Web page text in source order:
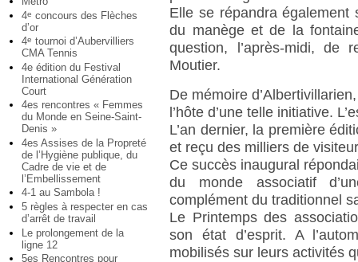
4e concours des Flèches
d’or
4e tournoi d’Aubervilliers
CMA Tennis
4e édition du Festival
International Génération
Court
4es rencontres « Femmes
du Monde en Seine-Saint-
Denis »
4es Assises de la Propreté
de l’Hygiène publique, du
Cadre de vie et de
l’Embellissement
4-1 au Sambola !
5 règles à respecter en cas
d’arrêt de travail
Le prolongement de la
ligne 12
5es Rencontres pour
Elle se répandra également
du manège et de la
question, l’après-midi,
Moutier.
De mémoire
l’hôte d’une telle initiative.
L’an dernier, la première
et reçu des milliers de
Ce succès inaugural
du monde associatif
complément du traditionnel
Le Printemps des
son état d’esprit. A
mobilisés sur leurs activités